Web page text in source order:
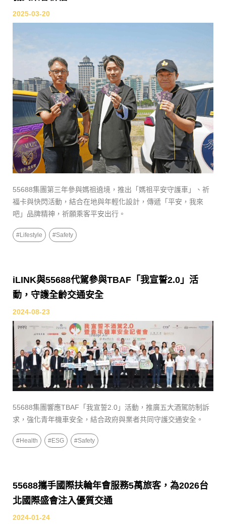
2025-03-20
55688集團第三年參與媽祖遶境，推出「媽祖平安守護車」、祈
福卡與快閃活動，結合在地與年輕化設計，傳遞「平安，我來
吧」品牌精神，祈願乘客平安出行。
#Lifestyle #Safety
iLINK與55688代駕參與TBAF「我宣誓2.0」活
動，守護全齡交通安全
2024-08-23
55688集團響應TBAF「我宣誓2.0」活動，推廣五大酒駕防制訴
求，強化青年機車安全，結合政府與業者共同守護交通安全。
#Health #ESG #Safety
55688攜手國際扶輪年會服務5萬旅客，為2026台
北國際盛會注入優質交通
2024-01-24